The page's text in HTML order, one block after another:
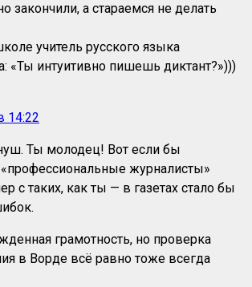
закончили, а стараемся не делать
учитель русского языка
«Ты интуитивно пишешь диктант?»)))
14:22
Ты молодец! Вот если бы
журналисты»
с таких, как ты — в газетах стало бы
грамотность, но проверка
в Ворде всё равно тоже всегда